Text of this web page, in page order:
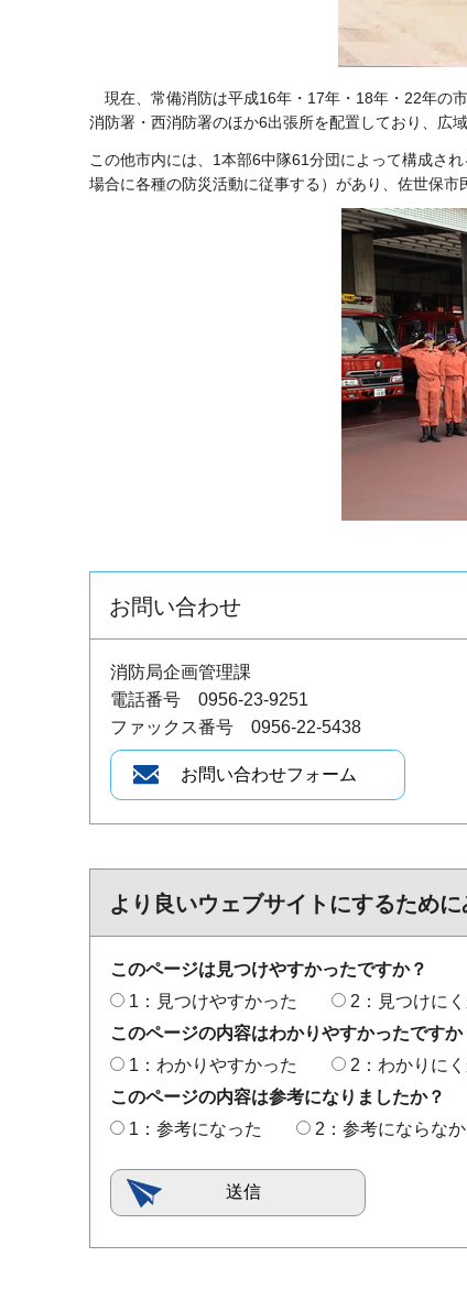
現在、常備消防は平成16年・17年・18年・22年の
消防署・西消防署のほか6出張所を配置しており、広
この他市内には、1本部6中隊61分団によって構成さ
場合に各種の防災活動に従事する）があり、佐世保市
お問い合わせ
消防局企画管理課
電話番号 0956-23-9251
ファックス番号 0956-22-5438
より良いウェブサイトにするため
このページは見つけやすかったですか？
1：見つけやすかった
2：見つけに
このページの内容はわかりやすかったですか
1：わかりやすかった
2：わかりに
このページの内容は参考になりましたか？
1：参考になった
2：参考にならな